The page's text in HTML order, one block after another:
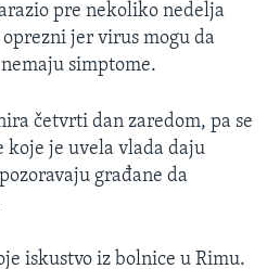
pre nekoliko nedelja
jer virus mogu da
simptome.
četvrti dan zaredom, pa se
koje je uvela vlada daju
građane da
iskustvo iz bolnice u Rimu.